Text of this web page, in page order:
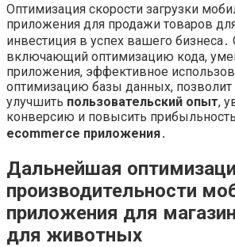
Оптимизация скорости загрузки
приложения для продажи товаров
инвестиция в успех вашего
включающий оптимизацию кода,
приложения, эффективное
оптимизацию базы данных, позволит
улучшить пользовательский опыт,
конверсию и повысить
ecommerce приложения․
Дальнейшая
производительности
приложения для
для животных